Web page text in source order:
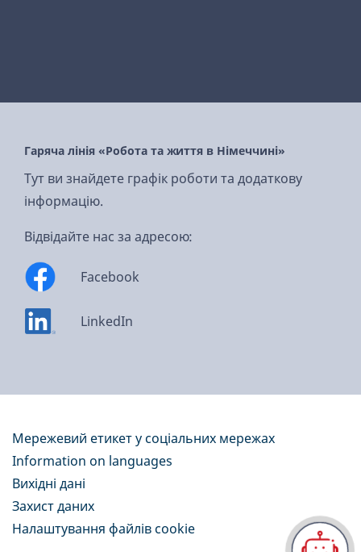
Гаряча лінія «Робота та життя в Німеччині»
Тут ви знайдете графік роботи та додаткову
інформацію.
Відвідайте нас за адресою:
Facebook
LinkedIn
Мережевий етикет у соціальних мережах
Information on languages
Вихідні дані
Захист даних
Налаштування файлів cookie